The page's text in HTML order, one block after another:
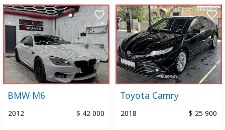
BMW M6
2012 $ 42 000
favorite_border
Toyota Camry
2018 $ 25 900
favorite_border